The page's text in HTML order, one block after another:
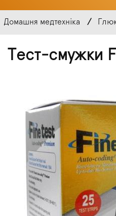
Домашня медтехніка
Тест-смужки